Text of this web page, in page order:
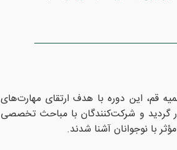
قم، این دوره با هدف ارتقای مهارت‌های
گردید و شرکت‌کنندگان با مباحث تخصصی
با نوجوانان آشنا شدند.